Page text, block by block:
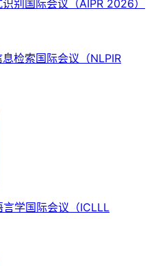
别国际会议 （AIPR 2026）
检索国际会议 （NLPIR
学国际会议 （ICLLL